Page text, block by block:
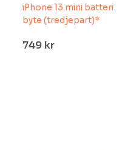
iPhone 13 mini batteri
byte (tredjepart)*
749 kr
MD Service